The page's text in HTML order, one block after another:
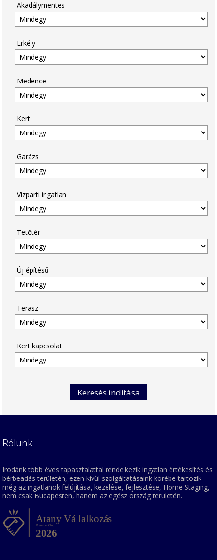
Akadálymentes
Erkély
Medence
Kert
Garázs
Vízparti ingatlan
Tetőtér
Új építésű
Terasz
Kert kapcsolat
Keresés indítása
Rólunk
Irodánk több éves tapasztalattal rendelkezik ingatlan értékesítés és
bérbeadás területén, ezen kívül szolgáltatásaink körébe tartozik
még az ingatlanok felújítása, kezelése, fejlesztése, Home Staging,
nem csak Budapesten, hanem az egész ország területén.